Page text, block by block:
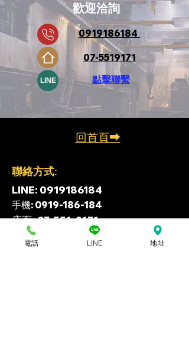
歡迎洽詢
0919186184
07-5519171
LINE ​點擊聯繫
回首頁⮕
​聯絡方式:
​LINE: 0919186184
​手機: 0919-186-184
​店面:07-551-9171
​E-mail: andycclemon0987@gmail.com
電話 LINE 地址